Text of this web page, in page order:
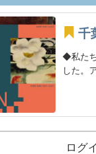
千
◆私た
した。
ログ